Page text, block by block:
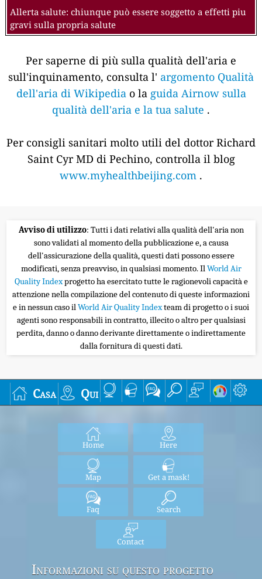
Allerta salute: chiunque può essere soggetto a effetti piu
gravi sulla propria salute
Per saperne di più sulla qualità dell'aria e
sull'inquinamento, consulta l' argomento Qualità
dell'aria di Wikipediao la guida Airnow sulla
qualità dell'aria e la tua salute .
Per consigli sanitari molto utili del dottor Richard
Saint Cyr MD di Pechino, controlla il blog
www.myhealthbeijing.com .
Avviso di utilizzo: Tutti i dati relativi alla qualità dell'aria non
sono validati al momento della pubblicazione e, a causa
dell'assicurazione della qualità, questi dati possono essere
modificati, senza preavviso, in qualsiasi momento. IlWorld Air
Quality Indexprogetto ha esercitato tutte le ragionevoli capacità e
attenzione nella compilazione del contenuto di queste informazioni
e in nessun caso ilWorld Air Quality Indexteam di progetto o i suoi
agenti sono responsabili in contratto, illecito o altro per qualsiasi
perdita, danno o danno derivante direttamente o indirettamente
dalla fornitura di questi dati.
Casa Qui
Home Here
Map Get a mask!
Faq Search
Contact
Informazioni su questo progetto